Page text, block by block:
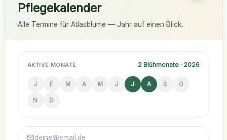
Pflegekalender
Alle Termine für Atlasblume — Jahr auf einen Blick.
AKTIVE MONATE 2 Blühmonate · 2026
J F M A M J J A S O
N D